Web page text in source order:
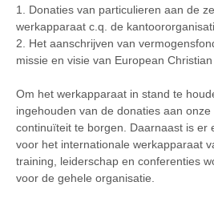
1. Donaties van particulieren aan de
werkapparaat c.q. de
2. Het aanschrijven van
missie en visie van European
Om het werkapparaat in stand te
ingehouden van de donaties aan
continuïteit te borgen. Daarnaast is er
voor het internationale werkapparaat
training, leiderschap en conferenties
voor de gehele organisatie.